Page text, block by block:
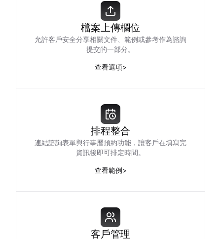
檔案上傳欄位
允許客戶安全分享相關文件、範例或參考作為諮詢
提交的一部分。
查看選項>
排程整合
連結諮詢表單與行事曆預約功能，讓客戶在填寫完
資訊後即可排定時間。
查看範例>
客戶管理